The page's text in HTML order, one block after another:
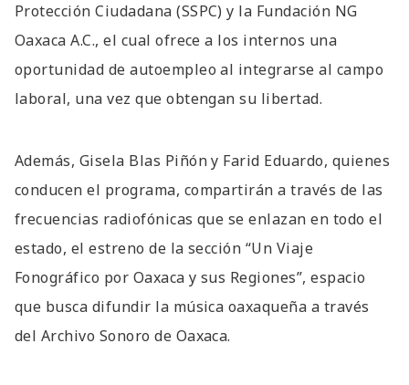
Protección Ciudadana (SSPC) y la Fundación NG
Oaxaca A.C., el cual ofrece a los internos una
oportunidad de autoempleo al integrarse al campo
laboral, una vez que obtengan su libertad.
Además, Gisela Blas Piñón y Farid Eduardo, quienes
conducen el programa, compartirán a través de las
frecuencias radiofónicas que se enlazan en todo el
estado, el estreno de la sección “Un Viaje
Fonográfico por Oaxaca y sus Regiones”, espacio
que busca difundir la música oaxaqueña a través
del Archivo Sonoro de Oaxaca.